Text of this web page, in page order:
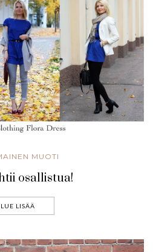
MUOTI
osallistua!
LUE LISÄÄ